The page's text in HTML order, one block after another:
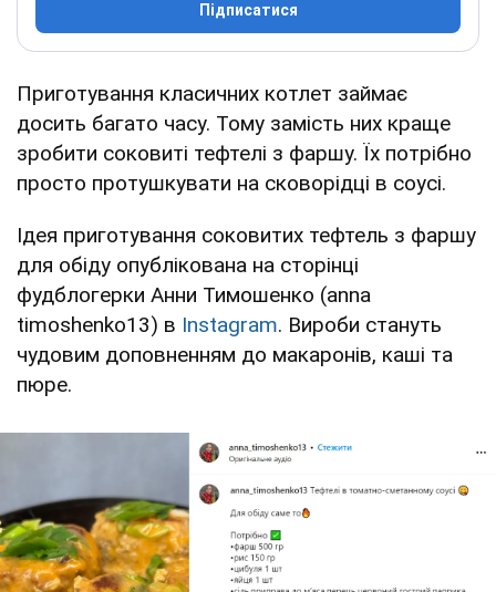
Підписатися
Приготування класичних котлет займає
досить багато часу. Тому замість них краще
зробити соковиті тефтелі з фаршу. Їх потрібно
просто протушкувати на сковорідці в соусі.
Ідея приготування соковитих тефтель з фаршу
для обіду опублікована на сторінці
фудблогерки Анни Тимошенко (anna
timoshenko13) в Instagram. Вироби стануть
чудовим доповненням до макаронів, каші та
пюре.